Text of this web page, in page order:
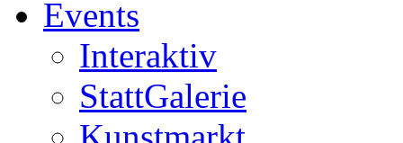
Events
Interaktiv
StattGalerie